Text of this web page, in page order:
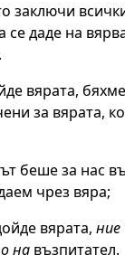
заключи
се даде на
вярата,
за вярата,
беше за нас
чрез вяра;
вярата, ние
на възпитател.